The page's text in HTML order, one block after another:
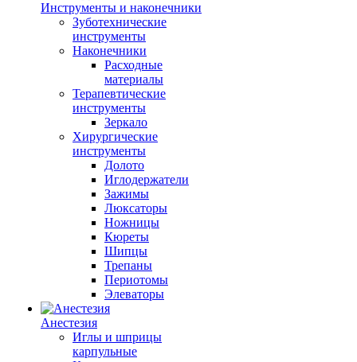
Инструменты и наконечники
Зуботехнические
инструменты
Наконечники
Расходные
материалы
Терапевтические
инструменты
Зеркало
Хирургические
инструменты
Долото
Иглодержатели
Зажимы
Люксаторы
Ножницы
Кюреты
Шипцы
Трепаны
Периотомы
Элеваторы
Анестезия
Иглы и шприцы
карпульные